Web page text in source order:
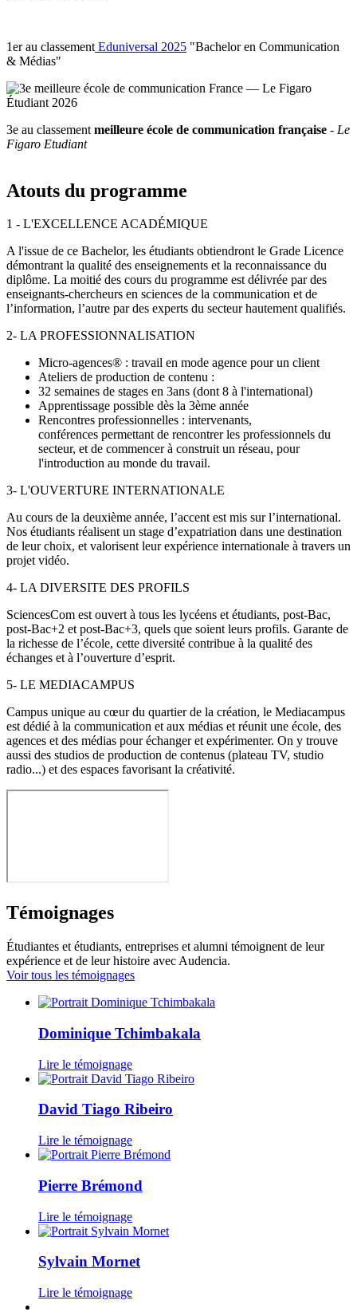
1er au classement Eduniversal 2025 "Bachelor en Communication
& Médias"
3e au classement meilleure école de communication française - Le
Figaro Etudiant
Atouts du programme
1 - L'EXCELLENCE ACADÉMIQUE
A l'issue de ce Bachelor, les étudiants obtiendront le Grade Licence
démontrant la qualité des enseignements et la reconnaissance du
diplôme. La moitié des cours du programme est délivrée par des
enseignants-chercheurs en sciences de la communication et de
l’information, l’autre par des experts du secteur hautement qualifiés.
2- LA PROFESSIONNALISATION
Micro-agences® : travail en mode agence pour un client
Ateliers de production de contenu :
32 semaines de stages en 3ans (dont 8 à l'international)
Apprentissage possible dès la 3ème année
Rencontres professionnelles : intervenants,
conférences permettant de rencontrer les professionnels du
secteur, et de commencer à construit un réseau, pour
l'introduction au monde du travail.
3- L'OUVERTURE INTERNATIONALE
Au cours de la deuxième année, l’accent est mis sur l’international.
Nos étudiants réalisent un stage d’expatriation dans une destination
de leur choix, et valorisent leur expérience internationale à travers un
projet vidéo.
4- LA DIVERSITE DES PROFILS
SciencesCom est ouvert à tous les lycéens et étudiants, post-Bac,
post-Bac+2 et post-Bac+3, quels que soient leurs profils. Garante de
la richesse de l’école, cette diversité contribue à la qualité des
échanges et à l’ouverture d’esprit.
5- LE MEDIACAMPUS
Campus unique au cœur du quartier de la création, le Mediacampus
est dédié à la communication et aux médias et réunit une école, des
agences et des médias pour échanger et expérimenter. On y trouve
aussi des studios de production de contenus (plateau TV, studio
radio...) et des espaces favorisant la créativité.
Témoignages
Étudiantes et étudiants, entreprises et alumni témoignent de leur
expérience et de leur histoire avec Audencia.
Voir tous les témoignages
Dominique Tchimbakala
Lire le témoignage
David Tiago Ribeiro
Lire le témoignage
Pierre Brémond
Lire le témoignage
Sylvain Mornet
Lire le témoignage